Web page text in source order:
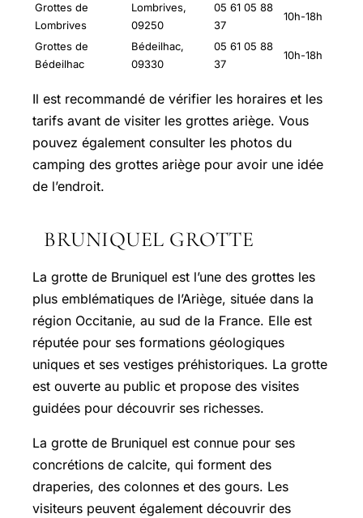
Grottes de
Lombrives
Lombrives,
09250
05 61 05 88
37
10h-18h
Grottes de
Bédeilhac
Bédeilhac,
09330
05 61 05 88
37
10h-18h
Il est recommandé de vérifier les horaires et les
tarifs avant de visiter les grottes ariège. Vous
pouvez également consulter les photos du
camping des grottes ariège pour avoir une idée
de l’endroit.
BRUNIQUEL GROTTE
La grotte de Bruniquel est l’une des grottes les
plus emblématiques de l’Ariège, située dans la
région Occitanie, au sud de la France. Elle est
réputée pour ses formations géologiques
uniques et ses vestiges préhistoriques. La grotte
est ouverte au public et propose des visites
guidées pour découvrir ses richesses.
La grotte de Bruniquel est connue pour ses
concrétions de calcite, qui forment des
draperies, des colonnes et des gours. Les
visiteurs peuvent également découvrir des